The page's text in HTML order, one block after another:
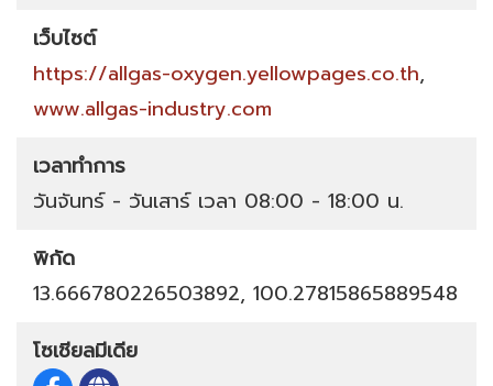
เว็บไซต์
https://allgas-oxygen.yellowpages.co.th,
www.allgas-industry.com
เวลาทำการ
วันจันทร์ - วันเสาร์ เวลา 08:00 - 18:00 น.
พิกัด
13.666780226503892, 100.27815865889548
โซเชียลมีเดีย